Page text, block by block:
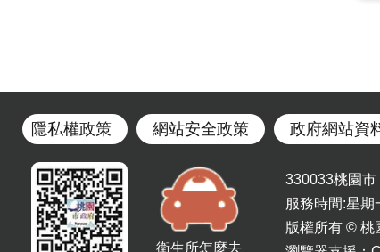
隱私權政策 網站安全政策 政府網站資
衛生所怎麼去
330033桃園
服務時間:星
版權所有 © 桃